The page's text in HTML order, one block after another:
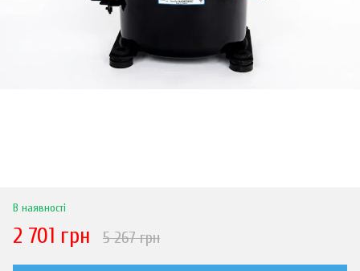
В наявності
2 701 грн 5 267 грн